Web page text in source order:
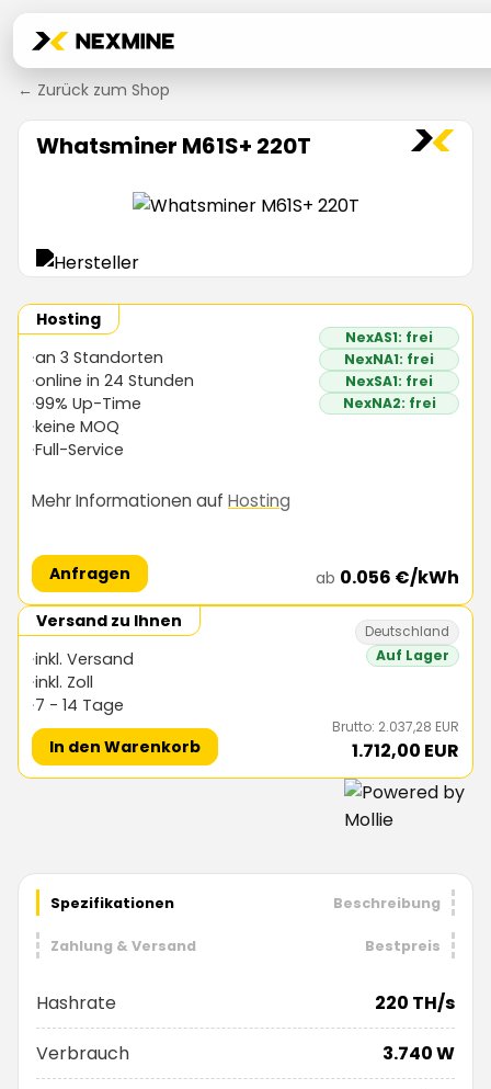
← Zurück zum Shop
Whatsminer M61S+ 220T
Hosting
an 3 Standorten
online in 24 Stunden
99% Up-Time
keine MOQ
Full-Service
Mehr Informationen auf Hosting
Anfragen
NexAS1: frei
NexNA1: frei
NexSA1: frei
NexNA2: frei
ab 0.056 €/kWh
Versand zu Ihnen
inkl. Versand
inkl. Zoll
7 - 14 Tage
In den Warenkorb
Deutschland
Auf Lager
Brutto: 2.037,28 EUR
1.712,00 EUR
Spezifikationen Beschreibung
Zahlung & Versand Bestpreis
Hashrate
220 TH/s
Verbrauch
3.740 W